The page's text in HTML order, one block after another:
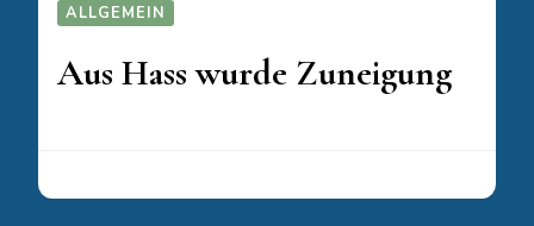
ALLGEMEIN
Aus Hass wurde Zuneigung